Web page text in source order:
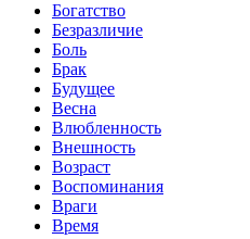
Богатство
Безразличие
Боль
Брак
Будущее
Весна
Влюбленность
Внешность
Возраст
Воспоминания
Враги
Время